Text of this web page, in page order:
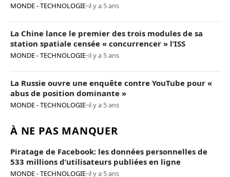
MONDE - TECHNOLOGIE•il y a 5 ans
La Chine lance le premier des trois modules de sa
station spatiale censée « concurrencer » l’ISS
MONDE - TECHNOLOGIE•il y a 5 ans
La Russie ouvre une enquête contre YouTube pour «
abus de position dominante »
MONDE - TECHNOLOGIE•il y a 5 ans
À NE PAS MANQUER
Piratage de Facebook: les données personnelles de
533 millions d’utilisateurs publiées en ligne
MONDE - TECHNOLOGIE•il y a 5 ans